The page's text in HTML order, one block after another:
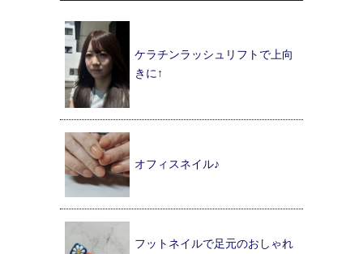
ケラチンラッシュリフトで上向
きに↑
オフィスネイル♪
フットネイルで足元のおしゃれ